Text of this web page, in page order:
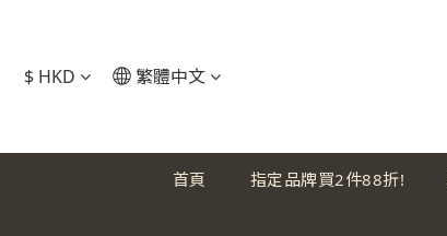
$ HKD 繁體中文
首頁 指定品牌買2件88折!